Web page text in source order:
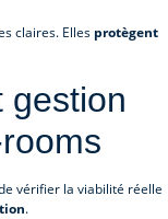
claires. Elles protègent
gestion
vérifier la viabilité réelle
.